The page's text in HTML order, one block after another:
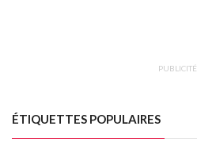
PUBLICITÉ
ÉTIQUETTES POPULAIRES